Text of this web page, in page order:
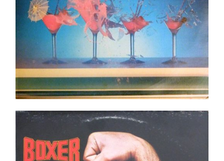
Boxer ‎– Absolutely LP- Shrink.